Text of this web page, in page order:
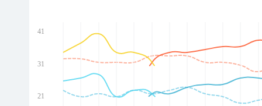
41
31
21